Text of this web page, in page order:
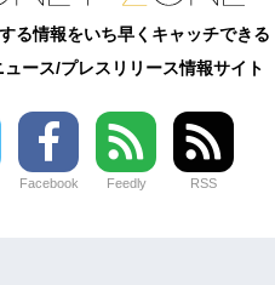
る情報をいち早くキャッチできる
ース/プレスリリース情報サイト
Facebook Feedly RSS